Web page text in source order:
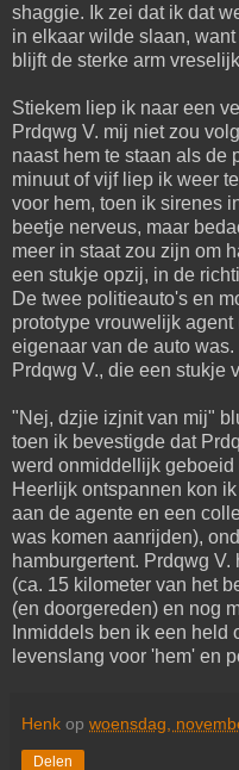
shaggie. Ik zei dat ik dat
in elkaar wilde slaan,
blijft de sterke arm
Stiekem liep ik naar een
Prdqwg V. mij niet zou
naast hem te staan als de
minuut of vijf liep ik weer
voor hem, toen ik sirenes
beetje nerveus, maar
meer in staat zou zijn om
een stukje opzij, in de
De twee politieauto's en
prototype vrouwelijk
eigenaar van de auto
Prdqwg V., die een stukje
"Nej, dzjie izjnit van mij"
toen ik bevestigde dat
werd onmiddellijk geboeid
Heerlijk ontspannen kon
aan de agente en een
was komen aanrijden),
hamburgertent. Prdqwg
(ca. 15 kilometer van het
(en doorgereden) en nog
Inmiddels ben ik een held
levenslang voor 'hem' en
Henk op woensdag,
Delen